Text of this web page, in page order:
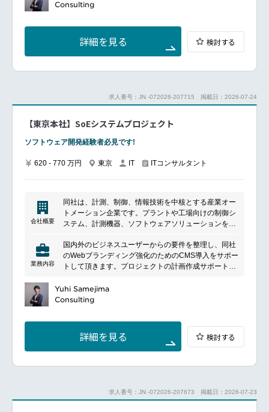
これまでのご経験を踏まえて以下のいずれかをご担当
画・立ち上げ
クライアント企業への提案活動（PoC、デモ、ユース
ケース設計など）
プロジェクトマネジメント（要件定義、スケジュール
チームメンバーの育成・マネジメント
Consulting
詳細を見る 検討する
求人番号：JN -072026-207715 掲載日：2026-07-24
【東京本社】SoEシステムプロジェクト
ソフトウェア開発経験者必見です!
620 - 770 万円 東京 IT ITコンサルタント
会社概要
同社は、計測、制御、情報技術を中核とする産業オー
トメーション企業です。プラントや工場向けの制御シ
ステム、計測機器、ソフトウェアソリューションを提
業を支えています。デジタル技術を活用した自律化や
DXを推進し、持続可能な社会の実現に貢献していま
す。
業務内容
国内外のビジネスユーザーからの要件を整理し、同社
のWebブランディング強化のためのCMS導入をサポー
トして頂きます。プロジェクトの計画作成サポートや
クト管理業務全般に従事して頂きます。
お客様とのデジタル接点強化のため、EC導入に向け
捗管理や課題管理などの管理業務全般、導入後のユー
ザサポートまで一連のITプロジェクト業務に携わって
頂きます。
主に日本国内ビジネスユーザーからの要件を分析整理
オフショア開発チーム(現在はインドが主体)とのコミ
Yuhi Samejima
Consulting
詳細を見る 検討する
求人番号：JN -072026-207673 掲載日：2026-07-23